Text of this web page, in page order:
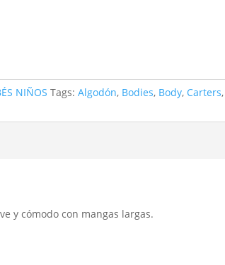
NIÑOS Tags:Algodón, Bodies, Body, Carters,
y cómodo con mangas largas.